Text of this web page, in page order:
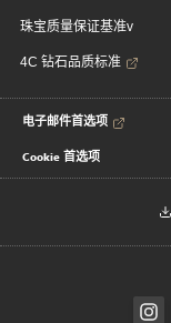
珠宝质量保证基准v
4C 钻石品质标准
电子邮件首选项
Cookie 首选项